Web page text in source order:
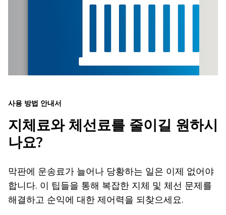
사용 방법 안내서
지체료와 체선료를 줄이길 원하시
나요?
막판에 운송료가 늘어나 당황하는 일은 이제 없어야
합니다. 이 팁들을 통해 복잡한 지체 및 체선 문제를
해결하고 순익에 대한 제어력을 되찾으세요.